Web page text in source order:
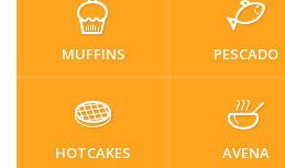
MUFFINS PESCADO
HOTCAKES AVENA